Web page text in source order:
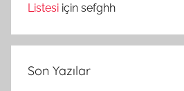
Listesi için sefghh
Son Yazılar